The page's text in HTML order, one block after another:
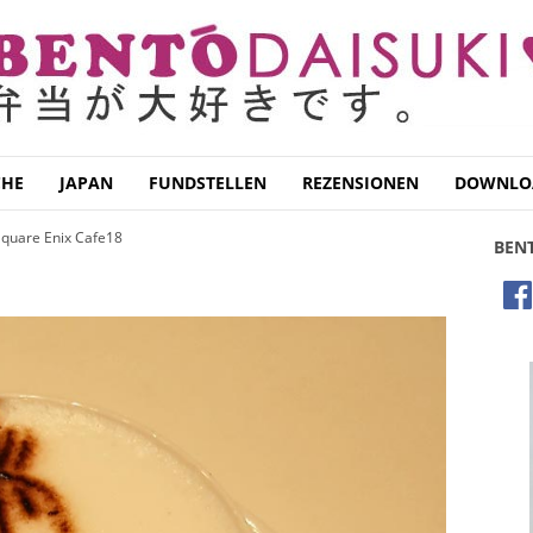
JAPAN FUNDSTELLEN REZENSIONEN
Enix Cafe18